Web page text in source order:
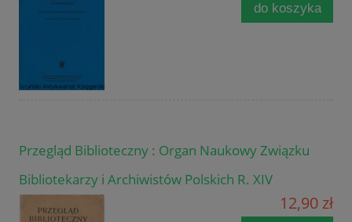
do koszyka
Przegląd Biblioteczny : Organ Naukowy Związku
Bibliotekarzy i Archiwistów Polskich R. XIV
12,90 zł